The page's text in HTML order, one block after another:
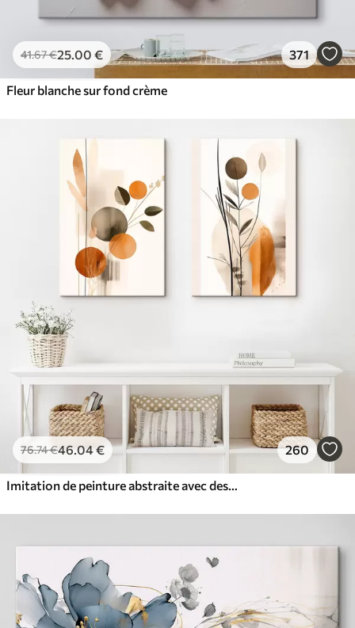
41.67€25.00 € 371
Fleur blanche sur fond crème
76.74€46.04€ 260
Imitation de peinture abstraite avec des cercles orange et gris, des feuilles et des branches, style moderne, effet aquarelle